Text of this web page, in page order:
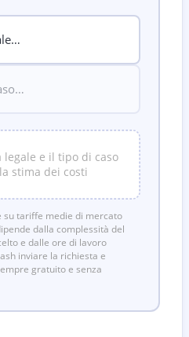
legale e il tipo di caso
stima dei costi
tariffe medie di mercato
dalla complessità del
e dalle ore di lavoro
inviare la richiesta e
gratuito e senza